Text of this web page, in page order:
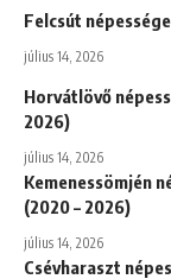
Felcsút
július 14, 2026
Horvátlövő
2026)
július 14, 2026
Kemenessömjén
(2020 – 2026)
július 14, 2026
Csévharaszt